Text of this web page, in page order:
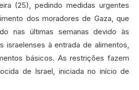
(25), pedindo medidas urgentes
dos moradores de Gaza, que
nas últimas semanas devido às
israelenses à entrada de alimentos,
básicos. As restrições fazem
de Israel, iniciada no início de